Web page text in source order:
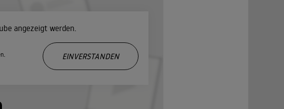
seine Seite zu ziehen. Sophie spinnt Intrigen und will Elisabeth die
angezeigt werden.
EINVERSTANDEN